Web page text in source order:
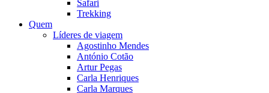
Safari
Trekking
Quem
Líderes de viagem
Agostinho Mendes
António Cotão
Artur Pegas
Carla Henriques
Carla Marques